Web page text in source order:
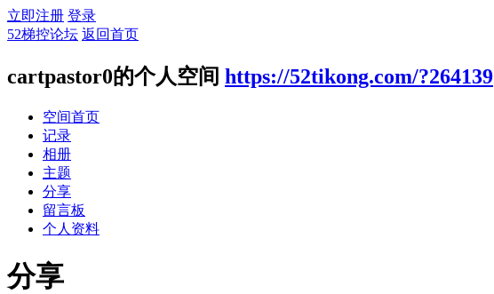
立即注册 登录
52梯控论坛 返回首页
cartpastor0的个人空间 https://52tikong.com/?264139
空间首页
记录
相册
主题
分享
留言板
个人资料
分享